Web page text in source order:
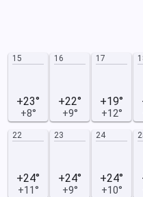
15
+23°
+8°
16
+22°
+9°
17
+19°
+12°
22
+24°
+11°
23
+24°
+9°
24
+24°
+10°